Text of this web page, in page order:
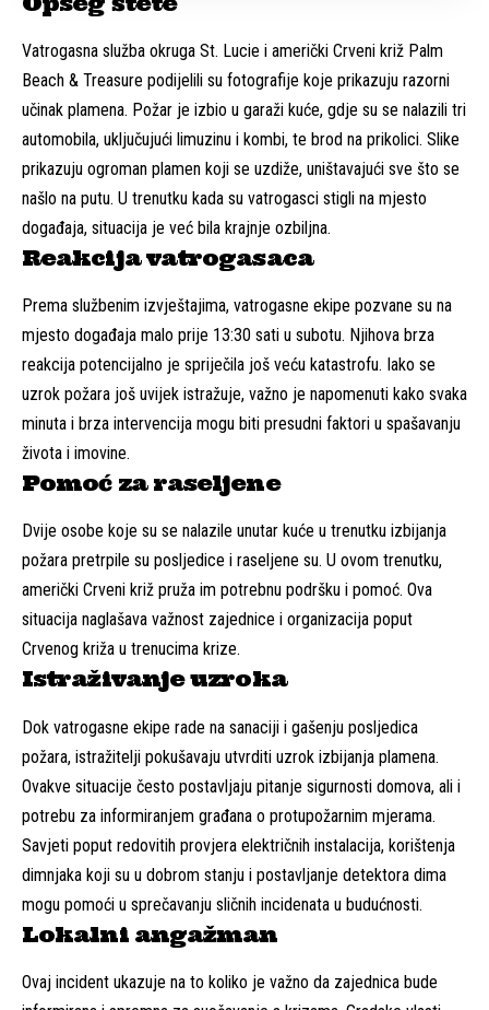
Vatrogasna služba okruga St. Lucie i američki Crveni križ Palm
Beach & Treasure podijelili su fotografije koje prikazuju razorni
učinak plamena. Požar je izbio u garaži kuće, gdje su se nalazili tri
automobila, uključujući limuzinu i kombi, te brod na prikolici. Slike
prikazuju ogroman plamen koji se uzdiže, uništavajući sve što se
našlo na putu. U trenutku kada su vatrogasci stigli na mjesto
događaja, situacija je već bila krajnje ozbiljna.
Reakcija vatrogasaca
Prema službenim izvještajima, vatrogasne ekipe pozvane su na
mjesto događaja malo prije 13:30 sati u subotu. Njihova brza
reakcija potencijalno je spriječila još veću katastrofu. Iako se
uzrok požara još uvijek istražuje, važno je napomenuti kako svaka
minuta i brza intervencija mogu biti presudni faktori u spašavanju
života i imovine.
Pomoć za raseljene
Dvije osobe koje su se nalazile unutar kuće u trenutku izbijanja
požara pretrpile su posljedice i raseljene su. U ovom trenutku,
američki Crveni križ pruža im potrebnu podršku i pomoć. Ova
situacija naglašava važnost zajednice i organizacija poput
Crvenog križa u trenucima krize.
Istraživanje uzroka
Dok vatrogasne ekipe rade na sanaciji i gašenju posljedica
požara, istražitelji pokušavaju utvrditi uzrok izbijanja plamena.
Ovakve situacije često postavljaju pitanje sigurnosti domova, ali i
potrebu za informiranjem građana o protupožarnim mjerama.
Savjeti poput redovitih provjera električnih instalacija, korištenja
dimnjaka koji su u dobrom stanju i postavljanje detektora dima
mogu pomoći u sprečavanju sličnih incidenata u budućnosti.
Lokalni angažman
Ovaj incident ukazuje na to koliko je važno da zajednica bude